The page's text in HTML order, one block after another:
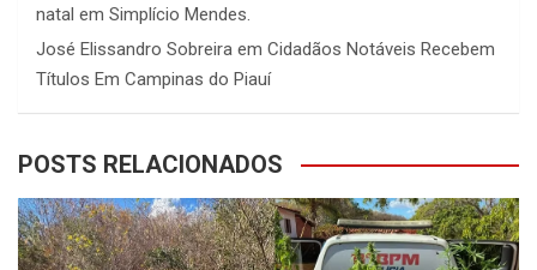
natal em Simplício Mendes.
José Elissandro Sobreira em Cidadãos Notáveis Recebem
Títulos Em Campinas do Piauí
POSTS RELACIONADOS